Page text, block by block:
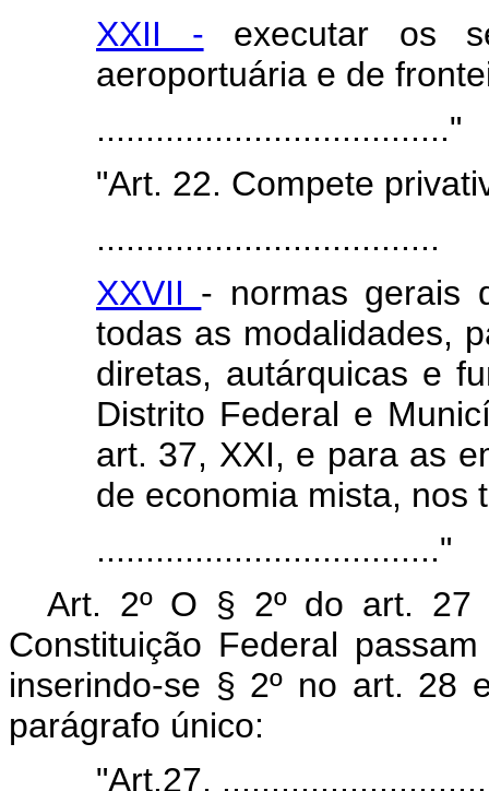
XXII - executar os
aeroportuária e de
...................................."
"Art. 22. Compete
...................................
XXVII - normas gerais
todas as modalidades,
diretas, autárquicas e
Distrito Federal e
art. 37, XXI, e para as
de economia mista, nos
..................................."
Art. 2º O § 2º do art.
Constituição Federal
inserindo-se § 2º no art. 28
parágrafo único:
"Art.27.